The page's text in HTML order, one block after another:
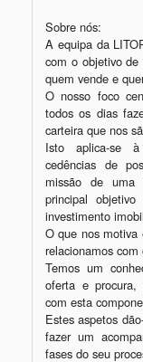
Sobre nós:
A equipa da
com o objetivo
quem vende e
O nosso foco
todos os dias
carteira que nos
Isto aplica-se à
cedências de
missão de uma
principal
investimento
O que nos motiva
relacionamos
Temos um
oferta e procura,
com esta
Estes aspetos
fazer um
fases do seu